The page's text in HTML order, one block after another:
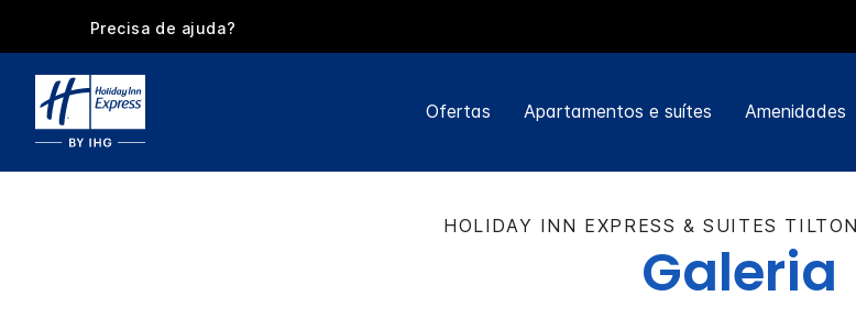
Precisa de ajuda?
Ofertas Apartamentos e suítes Amenidades
HOLIDAY INN EXPRESS & SUITES
Galeria